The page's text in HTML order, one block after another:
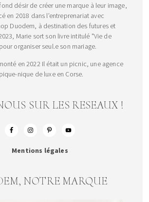
désir de créer une marque à leur image,
en 2018 dans l’entreprenariat avec
Duodem, à destination des futures et
Marie sort son livre intitulé "Vie de
organiser seul.e son mariage.
en 2022 Il était un picnic, une agence
nique de luxe en Corse.
SUR LES RESEAUX !
Mentions légales
NOTRE MARQUE